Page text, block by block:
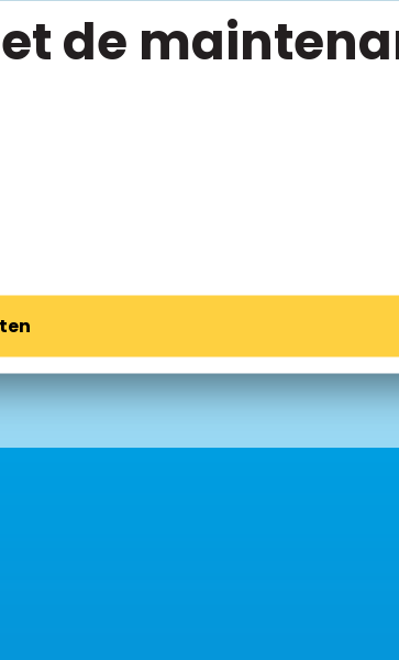
médiation
Avocat à
de